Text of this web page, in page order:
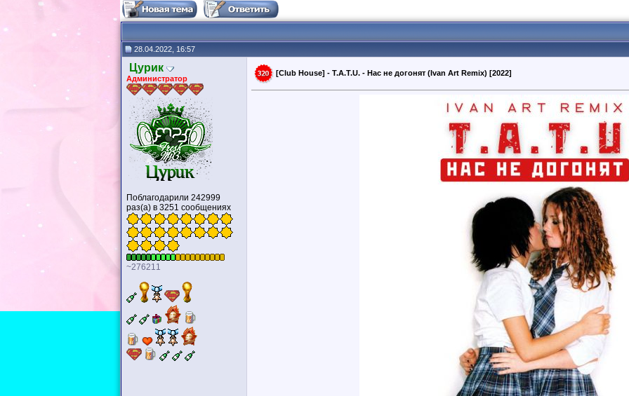
28.04.2022, 16:57
Цурик
Администратор
Поблагодарили 242999
раз(а) в 3251 сообщениях
~276211
[Club House] - T.A.T.U. - Нас не догонят (Ivan Art Remix) [2022]